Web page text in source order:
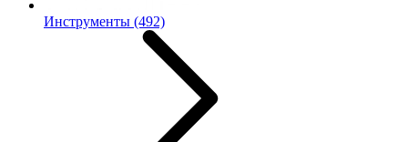
Инструменты (492)